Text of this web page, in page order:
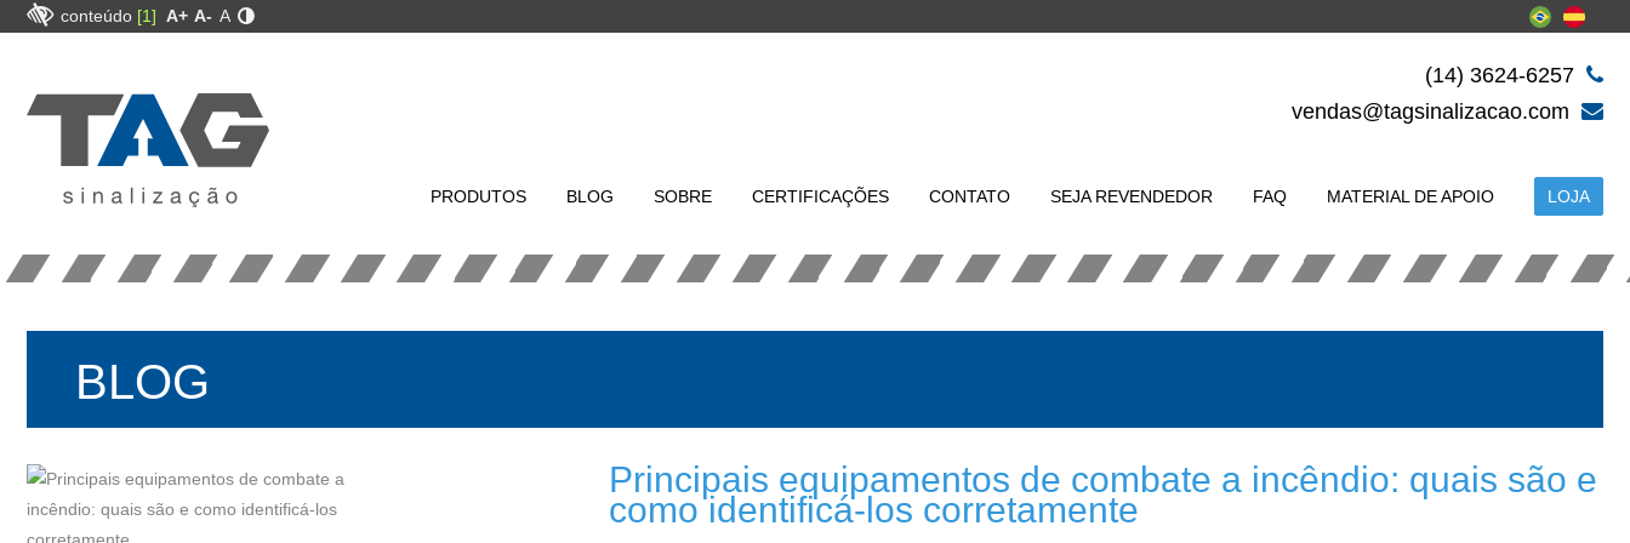
conteúdo [1] A+ A- A
(14) 3624-6257
vendas@tagsinalizacao.com
PRODUTOS BLOG SOBRE CERTIFICAÇÕES CONTATO SEJA REVENDEDOR FAQ MATERIAL DE APOIO LOJA
BLOG
Principais equipamentos de combate a incêndio: quais são e
como identificá-los corretamente